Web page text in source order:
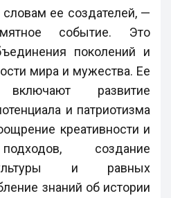
ее создателей, —
событие. Это
поколений и
мира и мужества. Ее
развитие
и патриотизма
креативности и
создание
и равных
знаний об истории